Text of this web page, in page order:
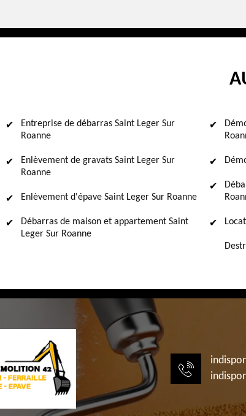
Entreprise de débarras Saint Leger Sur
Roanne
Enlèvement de gravats Saint Leger Sur
Roanne
Enlèvement d'épave Saint Leger Sur Roanne
Débarras de maison et appartement Saint
Leger Sur Roanne